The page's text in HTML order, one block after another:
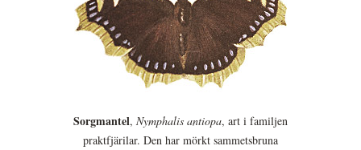
Sorgmantel, Nymphalis antiopa, art i familjen
praktfjärilar. Den har mörkt sammetsbruna